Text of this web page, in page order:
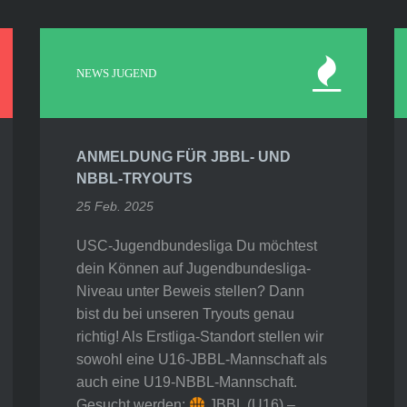
NEWS JUGEND
ANMELDUNG FÜR JBBL- UND
NBBL-TRYOUTS
25 Feb. 2025
USC-Jugendbundesliga Du möchtest
dein Können auf Jugendbundesliga-
Niveau unter Beweis stellen? Dann
bist du bei unseren Tryouts genau
richtig! Als Erstliga-Standort stellen wir
sowohl eine U16-JBBL-Mannschaft als
auch eine U19-NBBL-Mannschaft.